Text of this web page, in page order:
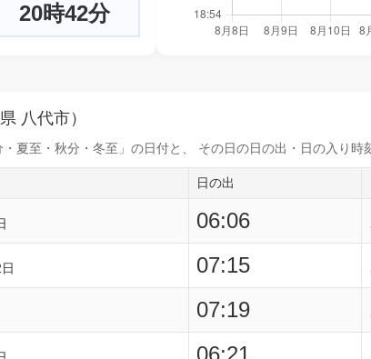
20時42分
八代市）
夏至・秋分・冬至」の日付と、 その日の日の出・日の入り時
日の出
06:06
07:15
07:19
06:21